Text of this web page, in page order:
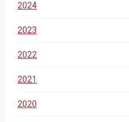
2024
2023
2022
2021
2020